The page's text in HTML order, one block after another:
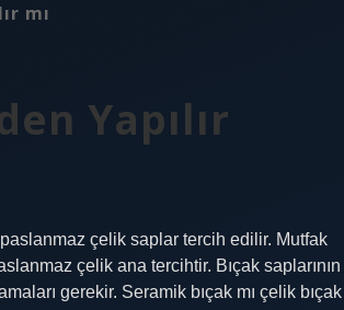
mı
Yapılır
çelik saplar tercih edilir. Mutfak
çelik ana tercihtir. Bıçak saplarının
gerekir. Seramik bıçak mı çelik bıçak